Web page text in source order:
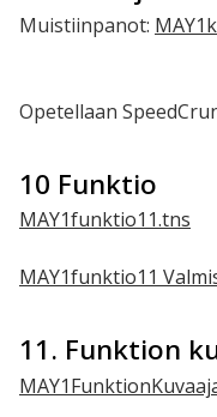
Muistiinpanot:
Opetellaan
10 Funktio
MAY1funktio11.tns
MAY1funktio11
11. Funktion